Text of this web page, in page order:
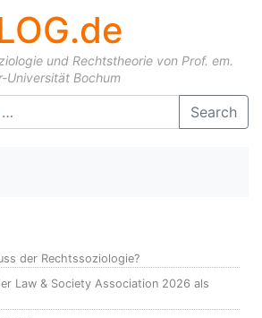
und Rechtstheorie von Prof. em.
Universität Bochum
Search
der Rechtssoziologie?
Law & Society Association 2026 als